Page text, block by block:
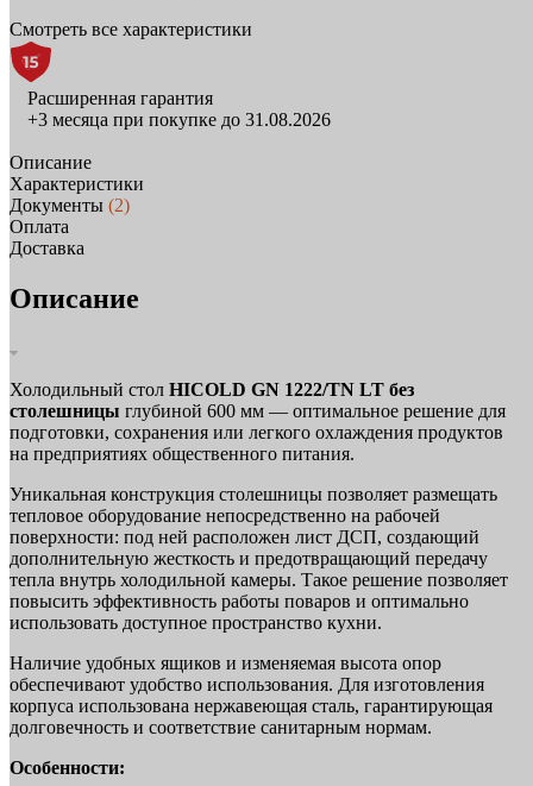
Смотреть все характеристики
Расширенная гарантия
+3 месяца при покупке до 31.08.2026
Описание
Характеристики
Документы (2)
Оплата
Доставка
Описание
Холодильный стол HICOLD GN 1222/TN LT без
столешницы глубиной 600 мм — оптимальное решение для
подготовки, сохранения или легкого охлаждения продуктов
на предприятиях общественного питания.
Уникальная конструкция столешницы позволяет размещать
тепловое оборудование непосредственно на рабочей
поверхности: под ней расположен лист ДСП, создающий
дополнительную жесткость и предотвращающий передачу
тепла внутрь холодильной камеры. Такое решение позволяет
повысить эффективность работы поваров и оптимально
использовать доступное пространство кухни.
Наличие удобных ящиков и изменяемая высота опор
обеспечивают удобство использования. Для изготовления
корпуса использована нержавеющая сталь, гарантирующая
долговечность и соответствие санитарным нормам.
Особенности: